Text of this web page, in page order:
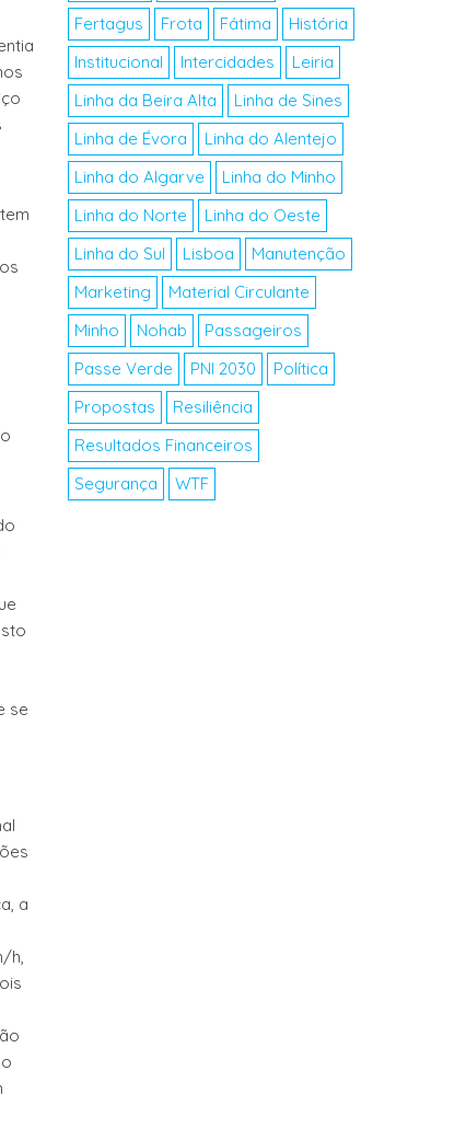
se
a
h,
Fertagus
Frota Fátima
História
Institucional
Intercidades
Leiria
Linha da Beira Alta
Linha de Sines
Linha de Évora
Linha do Alentejo
Linha do Algarve
Linha do Minho
Linha do Norte
Linha do Oeste
Linha do Sul
Lisboa
Manutenção
Marketing
Material Circulante
Minho
Nohab
Passageiros
Passe Verde
PNI 2030
Política
Propostas
Resiliência
Resultados Financeiros
Segurança
WTF